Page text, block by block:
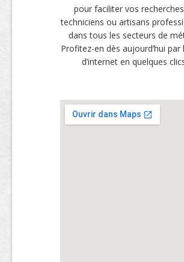
pour faciliter vos
techniciens ou artisans
dans tous les secteurs de
Profitez-en dès aujourd’hui par
d’internet en quelques